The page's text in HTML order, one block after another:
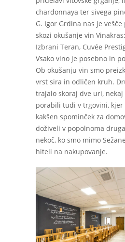
chardonnaya ter sivega
G. Igor Grdina nas je
skozi okušanje vin
Izbrani Teran, Cuvée
Vsako vino je posebno in
Ob okušanju vin smo
vrst sira in odličen kruh.
trajalo skoraj dve uri, nekaj
porabili tudi v trgovini, kjer
kakšen spominček za
doživeli v popolnoma
nekoč, ko smo mimo
hiteli na nakupovanje.